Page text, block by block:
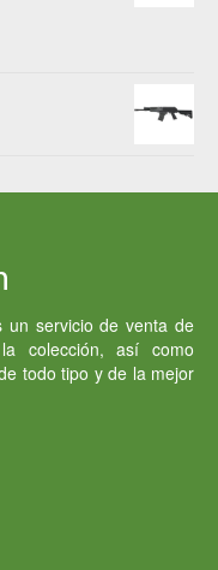
un servicio de venta de
colección, así como
todo tipo y de la mejor